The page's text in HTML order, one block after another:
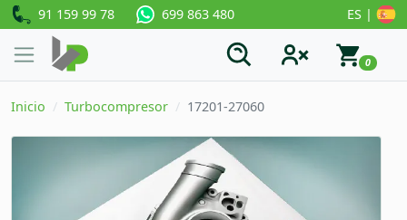
91 159 99 78 699 863 480 ES |
0
Inicio Turbocompresor 17201-27060